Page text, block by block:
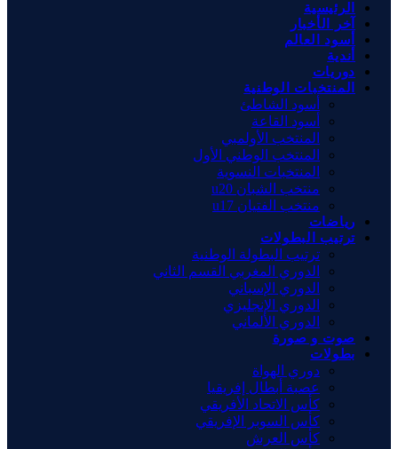
الرئيسية
آخر الأخبار
أسود العالم
أندية
دوريات
المنتخبات الوطنية
أسود الشاطئ
أسود القاعة
المنتخب الأولمبي
المنتخب الوطني الأول
المنتخبات النسوية
منتخب الشبان u20
منتخب الفتيان u17
رياضات
ترتيب البطولات
ترتيب البطولة الوطنية
الدوري المغربي القسم الثاني
الدوري الإسباني
الدوري الإنجليزي
الدوري الألماني
صوت و صورة
بطولات
دوري الهواة
عصبة أبطال إفريقيا
كأس الاتحاد الأفريقي
كأس السوبر الإفريقي
كأس العرش